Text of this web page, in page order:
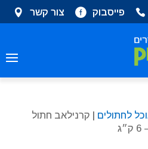
פייסבוק צור קשר
לחתולים | קרנילאב חתול